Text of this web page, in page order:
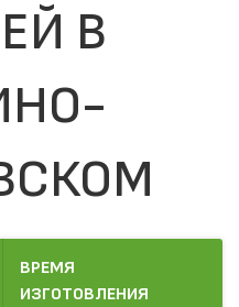
В
ВРЕМЯ
ИЗГОТОВЛЕНИЯ